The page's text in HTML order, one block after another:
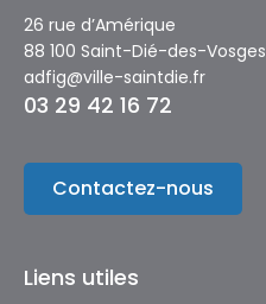
26 rue d’Amérique
88 100 Saint-Dié-des-Vosges
adfig@ville-saintdie.fr
03 29 42 16 72
Contactez-nous
Liens utiles